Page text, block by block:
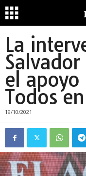
La
el apoyo
Todos
19/10/2021